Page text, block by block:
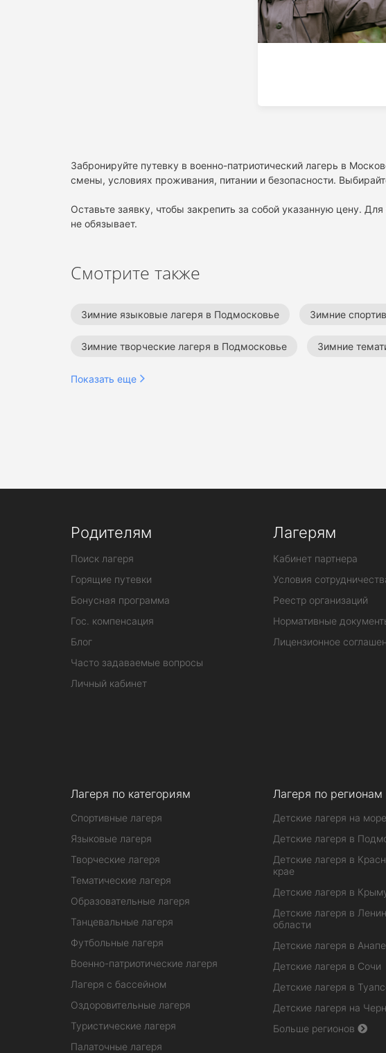
Забронируйте путевку в военно-патриотический лагерь в
смены, условиях проживания, питании и безопасности.
Оставьте заявку, чтобы закрепить за собой указанную цену.
не обязывает.
Смотрите также
Зимние языковые лагеря в Подмосковье Зимние
Зимние творческие лагеря в Подмосковье Зимние
Зимние лагеря программирования в Подмосковье
Показать еще
Родителям
Поиск лагеря
Горящие путевки
Бонусная программа
Гос. компенсация
Блог
Часто задаваемые вопросы
Личный кабинет
Лагерям
Кабинет партнера
Условия
Реестр организаций
Нормативные
Лицензионное
Лагеря по категориям
Спортивные лагеря
Языковые лагеря
Творческие лагеря
Тематические лагеря
Образовательные лагеря
Танцевальные лагеря
Футбольные лагеря
Военно-патриотические лагеря
Лагеря с бассейном
Оздоровительные лагеря
Туристические лагеря
Палаточные лагеря
Лагеря по регионам
Детские лагеря на море
Детские лагеря в
Детские лагеря в
крае
Детские лагеря в
Детские лагеря в
области
Детские лагеря в Анапе
Детские лагеря в Сочи
Детские лагеря в
Детские лагеря на
Больше регионов